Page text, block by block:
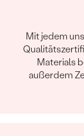
Mit jedem
Materials
außerdem